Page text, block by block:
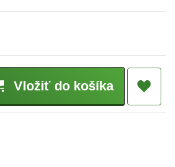
Vložiť do košíka